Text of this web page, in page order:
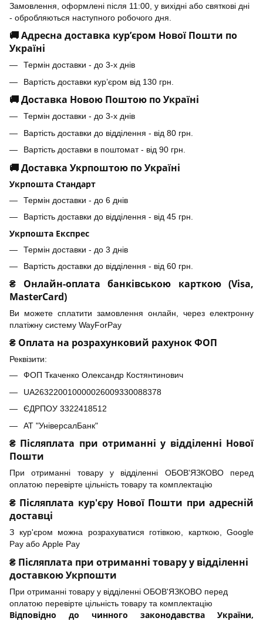
Замовлення, оформлені після 11:00, у вихідні або святкові дні
- обробляються наступного робочого дня.
🚚 Адресна доставка кур’єром Нової Пошти по
Україні
Термін доставки - до 3-х днів
Вартість доставки кур’єром від 130 грн.
🚚 Доставка Новою Поштою по Україні
Термін доставки - до 3-х днів
Вартість доставки до відділення - від 80 грн.
Вартість доставки в поштомат - від 90 грн.
🚚 Доставка Укрпоштою по Україні
Укрпошта Стандарт
Термін доставки - до 6 днів
Вартість доставки до відділення - від 45 грн.
Укрпошта Експрес
Термін доставки - до 3 днів
Вартість доставки до відділення - від 60 грн.
₴ Онлайн-оплата банківською карткою (Visa,
MasterCard)
Ви можете сплатити замовлення онлайн, через електронну
платіжну систему WayForPay
₴ Оплата на розрахунковий рахунок ФОП
Реквізити:
ФОП Ткаченко Олександр Костянтинович
UA263220010000026009330088378
ЄДРПОУ 3322418512
АТ "УніверсалБанк"
₴ Післяплата при отриманні у відділенні Нової
Пошти
При отриманні товару у відділенні ОБОВ'ЯЗКОВО перед
оплатою перевірте цільність товару та комплектацію
₴ Післяплата кур'єру Нової Пошти при адресній
доставці
З кур'єром можна розрахуватися готівкою, карткою, Google
Pay або Apple Pay
₴ Післяплата при отриманні товару у відділенні
доставкою Укрпошти
При отриманні товару у відділенні ОБОВ'ЯЗКОВО перед
оплатою перевірте цільність товару та комплектацію
Відповідно до чинного законодавства України,